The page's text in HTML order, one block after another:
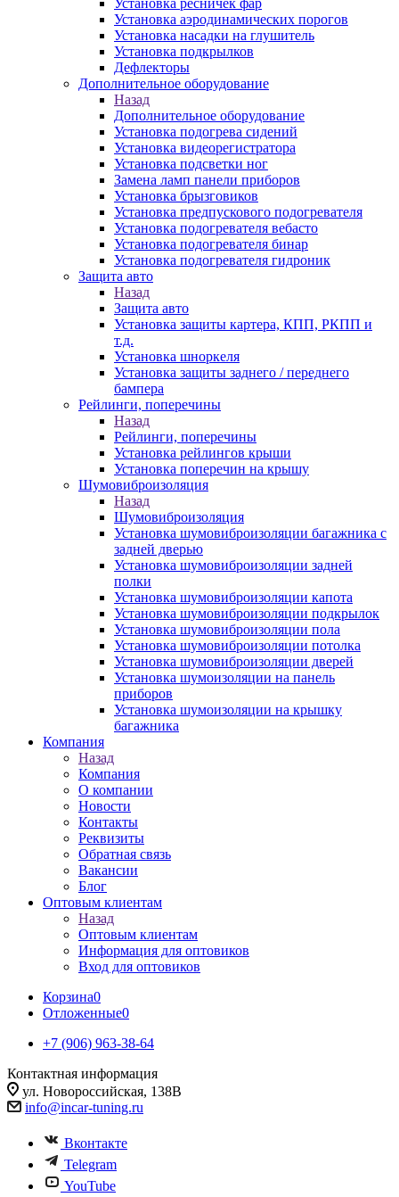
Установка ресничек фар
Установка аэродинамических порогов
Установка насадки на глушитель
Установка подкрылков
Дефлекторы
Дополнительное оборудование
Назад
Дополнительное оборудование
Установка подогрева сидений
Установка видеорегистратора
Установка подсветки ног
Замена ламп панели приборов
Установка брызговиков
Установка предпускового подогревателя
Установка подогревателя вебасто
Установка подогревателя бинар
Установка подогревателя гидроник
Защита авто
Назад
Защита авто
Установка защиты картера, КПП, РКПП и
т.д.
Установка шноркеля
Установка защиты заднего / переднего
бампера
Рейлинги, поперечины
Назад
Рейлинги, поперечины
Установка рейлингов крыши
Установка поперечин на крышу
Шумовиброизоляция
Назад
Шумовиброизоляция
Установка шумовиброизоляции багажника с
задней дверью
Установка шумовиброизоляции задней
полки
Установка шумовиброизоляции капота
Установка шумовиброизоляции подкрылок
Установка шумовиброизоляции пола
Установка шумовиброизоляции потолка
Установка шумовиброизоляции дверей
Установка шумоизоляции на панель
приборов
Установка шумоизоляции на крышку
багажника
Компания
Назад
Компания
О компании
Новости
Контакты
Реквизиты
Обратная связь
Вакансии
Блог
Оптовым клиентам
Назад
Оптовым клиентам
Информация для оптовиков
Вход для оптовиков
Корзина0
Отложенные0
+7 (906) 963-38-64
Контактная информация
ул. Новороссийская, 138В
info@incar-tuning.ru
Вконтакте
Telegram
YouTube